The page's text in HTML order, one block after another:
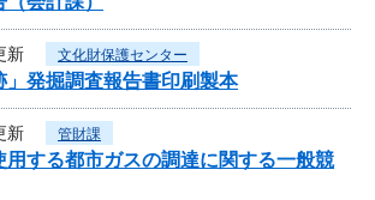
新 文化財保護センター
」発掘調査報告書印刷製本
新 管財課
用する都市ガスの調達に関する一般競